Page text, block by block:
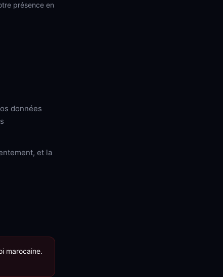
présence en
données
et la
marocaine.